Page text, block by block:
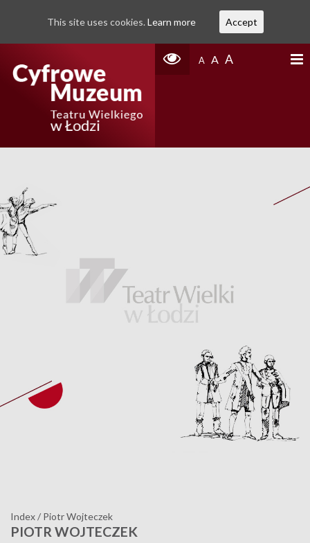
A A A
Index/ Piotr Wojteczek
PIOTR WOJTECZEK
This site uses cookies. Learn more Accept